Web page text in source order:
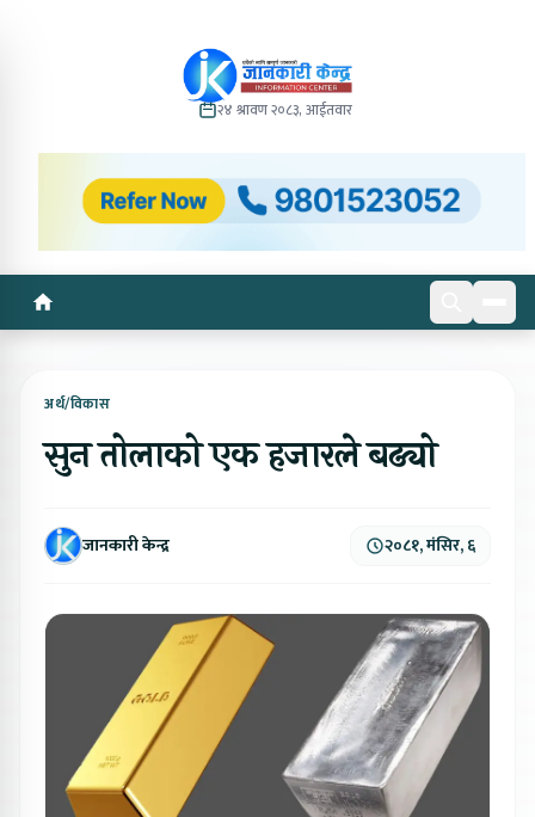
२४ श्रावण २०८३, आईतवार
अर्थ/विकास
सुन तोलाको एक हजारले बढ्यो
जानकारी केन्द्र २०८१, मंसिर, ६